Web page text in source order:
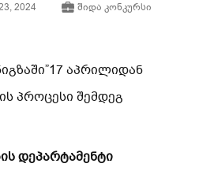
2024 შიდა კონკურსი
აპრილიდან
პროცესი შემდეგ
დეპარტამენტი